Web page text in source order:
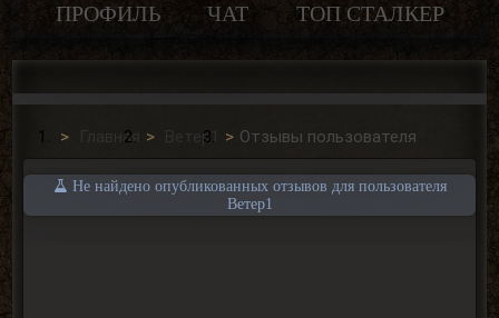
ПРОФИЛЬ ЧАТ ТОП СТАЛКЕР
Главная Ветер1 Отзывы пользователя
Не найдено опубликованных отзывов для пользователя
Ветер1